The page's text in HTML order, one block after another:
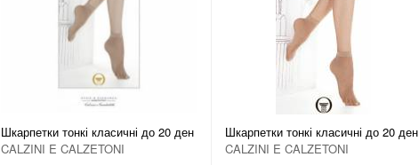
Шкарпетки тонкі класичні до 20 ден
CALZINI E CALZETONI
Шкарпетки тонкі класичні до 20 ден
CALZINI E CALZETONI